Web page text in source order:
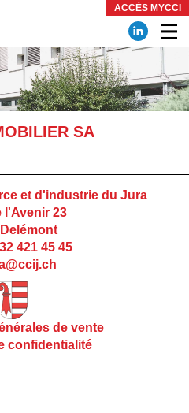
ACCÈS MYCCI
SA
et d'industrie du Jura
l'Avenir 23
421 45 45
de vente
confidentialité